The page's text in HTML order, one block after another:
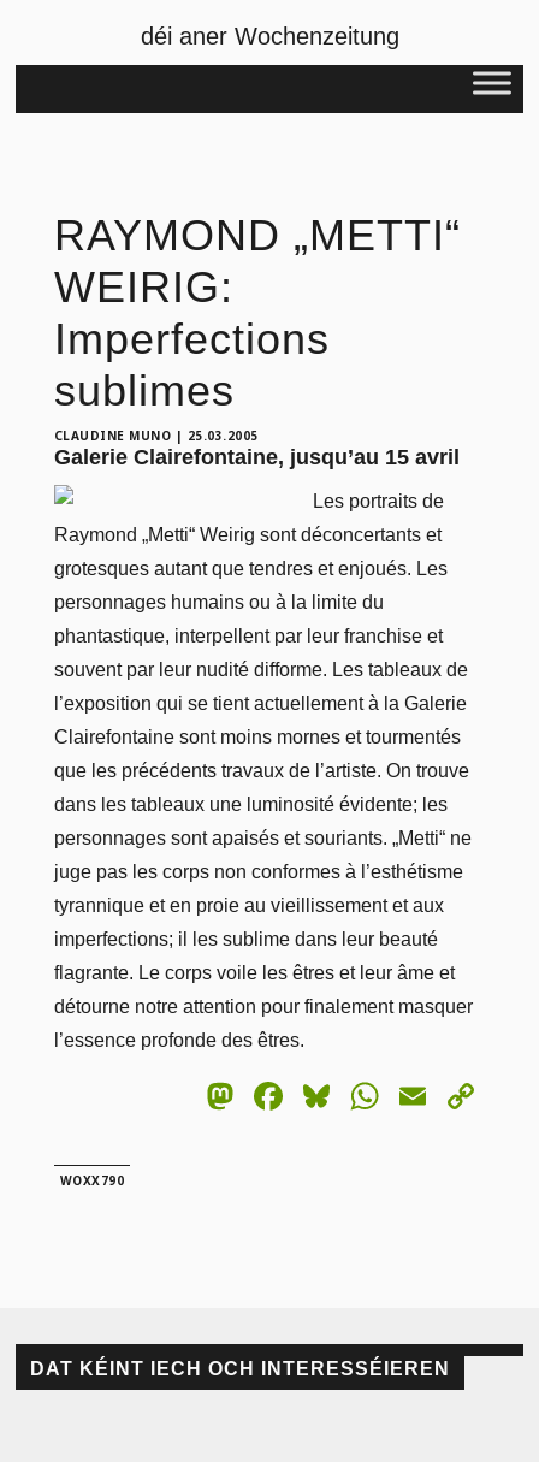
déi aner Wochenzeitung
RAYMOND „METTI“
WEIRIG:
Imperfections
sublimes
CLAUDINE MUNO | 25.03.2005
Galerie Clairefontaine, jusqu’au 15 avril
Les portraits de
Raymond „Metti“ Weirig sont déconcertants et
grotesques autant que tendres et enjoués. Les
personnages humains ou à la limite du
phantastique, interpellent par leur franchise et
souvent par leur nudité difforme. Les tableaux de
l’exposition qui se tient actuellement à la Galerie
Clairefontaine sont moins mornes et tourmentés
que les précédents travaux de l’artiste. On trouve
dans les tableaux une luminosité évidente; les
personnages sont apaisés et souriants. „Metti“ ne
juge pas les corps non conformes à l’esthétisme
tyrannique et en proie au vieillissement et aux
imperfections; il les sublime dans leur beauté
flagrante. Le corps voile les êtres et leur âme et
détourne notre attention pour finalement masquer
l’essence profonde des êtres.
Mastodon
Facebook
BlueskyEmail
WOXX790
DAT KÉINT IECH OCH INTERESSÉIEREN